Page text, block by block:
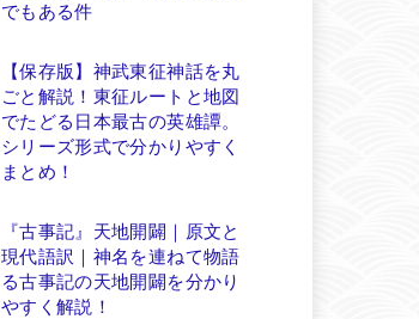
でもある件
【保存版】神武東征神話を丸
ごと解説！東征ルートと地図
でたどる日本最古の英雄譚。
シリーズ形式で分かりやすく
まとめ！
『古事記』天地開闢｜原文と
現代語訳｜神名を連ねて物語
る古事記の天地開闢を分かり
やすく解説！